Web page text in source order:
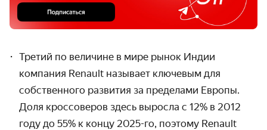
Третий по величине в мире рынок Индии
компания Renault называет ключевым для
собственного развития за пределами Европы.
Доля кроссоверов здесь выросла с 12% в 2012
году до 55% к концу 2025-го, поэтому Renault